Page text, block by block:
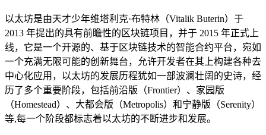
以太坊是由天才少年维塔利克·布特林（Vitalik Buterin）于
2013 年提出的具有前瞻性的区块链项目，并于 2015 年正式上
线，它是一个开源的、基于区块链技术的智能合约平台，宛如
一个充满无限可能的创新舞台，允许开发者在其上构建各种去
中心化应用，以太坊的发展历程犹如一部波澜壮阔的史诗，经
历了多个重要阶段，包括前沿版（Frontier）、家园版
（Homestead）、大都会版（Metropolis）和宁静版（Serenity）
等,每一个阶段都标志着以太坊的不断进步和发展。